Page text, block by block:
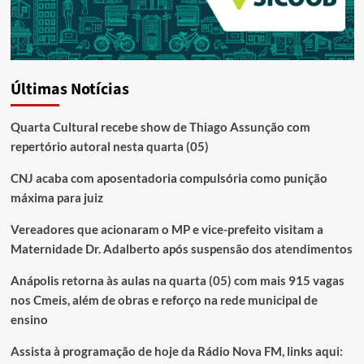
Últimas Notícias
Quarta Cultural recebe show de Thiago Assunção com
repertório autoral nesta quarta (05)
CNJ acaba com aposentadoria compulsória como punição
máxima para juiz
Vereadores que acionaram o MP e vice-prefeito visitam a
Maternidade Dr. Adalberto após suspensão dos atendimentos
Anápolis retorna às aulas na quarta (05) com mais 915 vagas
nos Cmeis, além de obras e reforço na rede municipal de
ensino
Assista à programação de hoje da Rádio Nova FM, links aqui: